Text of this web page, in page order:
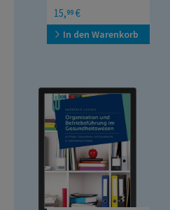
Menschen mit malignen
Erkrankungen
ganzheitlich begleiten
15,99 €
In den Warenkorb